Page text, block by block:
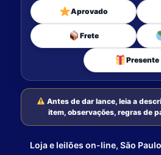
Aprovado
Frete
Presente
Antes de dar lance, leia a
item, observações, regras de
Loja e leilões on-line, São